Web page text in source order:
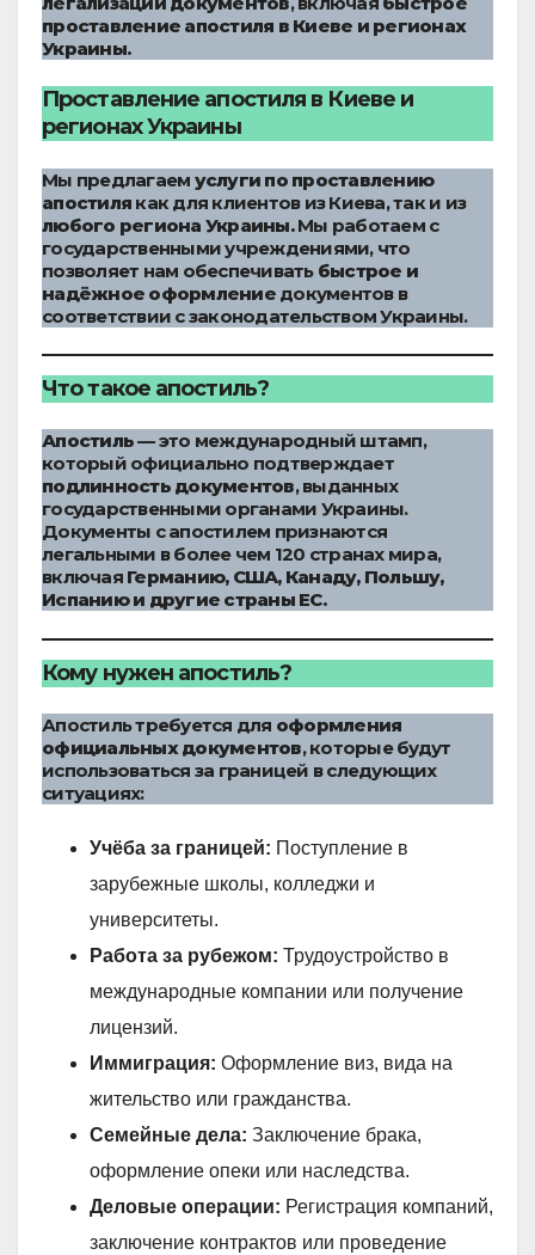
проставление апостиля в Киеве и регионах
Украины.
Проставление апостиля в Киеве и
регионах Украины
Мы предлагаем услуги по проставлению
апостиля как для клиентов из Киева, так и из
любого региона Украины.Мы работаем с
государственными учреждениями, что
позволяет нам обеспечивать быстрое и
надёжное оформлениедокументов в
соответствии с законодательством Украины.
Что такое апостиль?
Апостиль— это международный штамп,
который официально подтверждает
подлинность документов, выданных
государственными органами Украины.
Документы с апостилем признаются
легальными в более чем 120 странах мира,
включая Германию, США, Канаду, Польшу,
Испанию и другие страны ЕС.
Кому нужен апостиль?
Апостиль требуется для оформления
официальных документов, которые будут
использоваться за границей в следующих
ситуациях:
Учёба за границей: Поступление в
зарубежные школы, колледжи и
университеты.
Работа за рубежом: Трудоустройство в
международные компании или получение
лицензий.
Иммиграция: Оформление виз, вида на
жительство или гражданства.
Семейные дела: Заключение брака,
оформление опеки или наследства.
Деловые операции: Регистрация компаний,
заключение контрактов или проведение